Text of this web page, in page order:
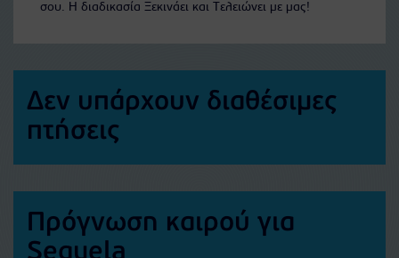
σου. Η διαδικασία Ξεκινάει και Τελειώνει με μας!
Δεν υπάρχουν διαθέσιμες
πτήσεις
Πρόγνωση καιρού για